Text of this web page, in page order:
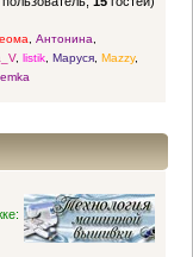
, Антонина,
, listik, Маруся, Mazzy,